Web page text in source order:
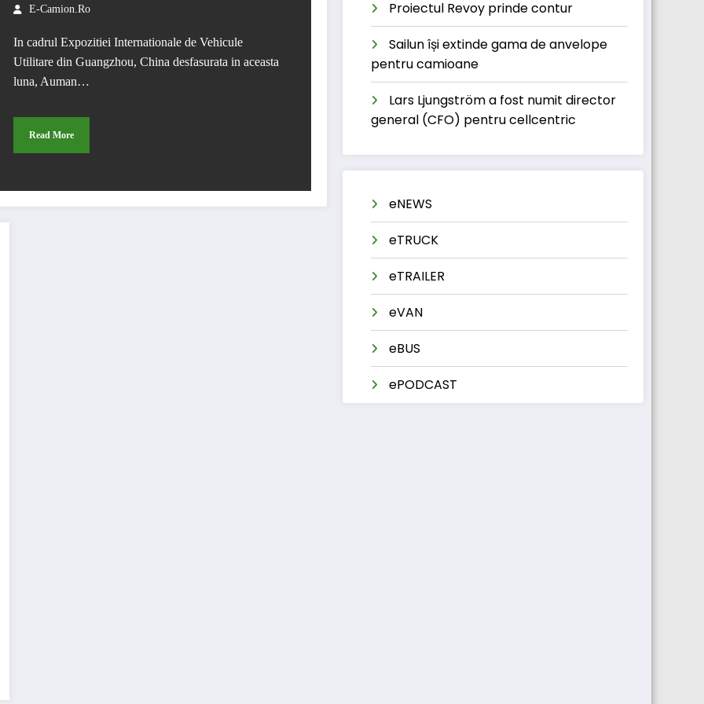
E-Camion.ro
In cadrul Expozitiei Internationale de Vehicule
Utilitare din Guangzhou, China desfasurata in aceasta
luna, Auman…
Read More
Proiectul Revoy prinde contur
Sailun își extinde gama de anvelope
pentru camioane
Lars Ljungström a fost numit director
general (CFO) pentru cellcentric
eNEWS
eTRUCK
eTRAILER
eVAN
eBUS
ePODCAST